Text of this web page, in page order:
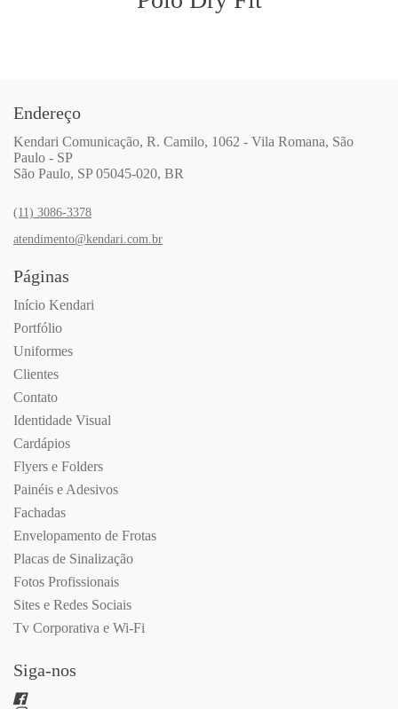
Endereço
Kendari Comunicação, R. Camilo, 1062 - Vila Romana, São
Paulo - SP
São Paulo, SP 05045-020, BR
(11) 3086-3378
atendimento@kendari.com.br
Páginas
Início Kendari
Portfólio
Uniformes
Clientes
Contato
Identidade Visual
Cardápios
Flyers e Folders
Painéis e Adesivos
Fachadas
Envelopamento de Frotas
Placas de Sinalização
Fotos Profissionais
Sites e Redes Sociais
Tv Corporativa e Wi-Fi
Siga-nos